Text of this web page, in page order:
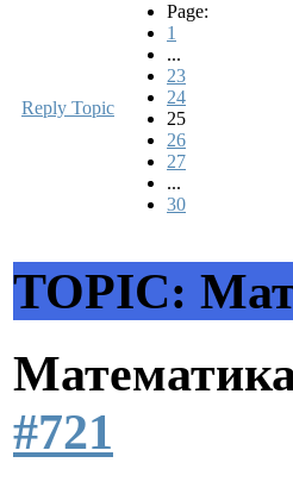
Reply Topic
Page:
1
...
23
24
25
26
27
...
30
TOPIC:
#721